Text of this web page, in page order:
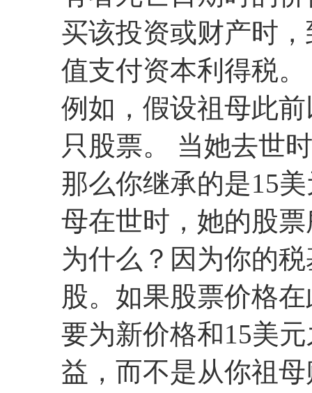
买该投资或财产时
值支付资本利得税。
例如，假设祖母此
只股票。 当她去世
那么你继承的是15
母在世时，她的股
为什么？因为你的
股。如果股票价格
要为新价格和15美
益，而不是从你祖